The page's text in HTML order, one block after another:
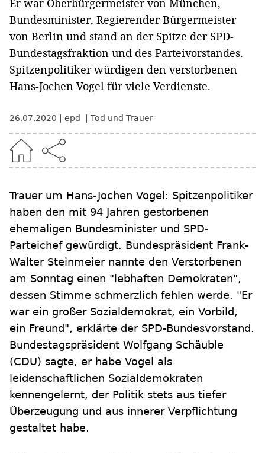
Bundesminister, Regierender Bürgermeister
von Berlin und stand an der Spitze der SPD-
Bundestagsfraktion und des Parteivorstandes.
Spitzenpolitiker würdigen den verstorbenen
Hans-Jochen Vogel für viele Verdienste.
26.07.2020 epd Tod und Trauer
Trauer um Hans-Jochen Vogel: Spitzenpolitiker
haben den mit 94 Jahren gestorbenen
ehemaligen Bundesminister und SPD-
Parteichef gewürdigt. Bundespräsident Frank-
Walter Steinmeier nannte den Verstorbenen
am Sonntag einen "lebhaften Demokraten",
dessen Stimme schmerzlich fehlen werde. "Er
war ein großer Sozialdemokrat, ein Vorbild,
ein Freund", erklärte der SPD-Bundesvorstand.
Bundestagspräsident Wolfgang Schäuble
(CDU) sagte, er habe Vogel als
leidenschaftlichen Sozialdemokraten
kennengelernt, der Politik stets aus tiefer
Überzeugung und aus innerer Verpflichtung
gestaltet habe.